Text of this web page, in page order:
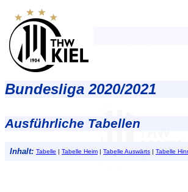
Bundesliga 2020/2021
Ausführliche Tabellen
Inhalt: Tabelle | Tabelle Heim | Tabelle Auswärts | Tabelle